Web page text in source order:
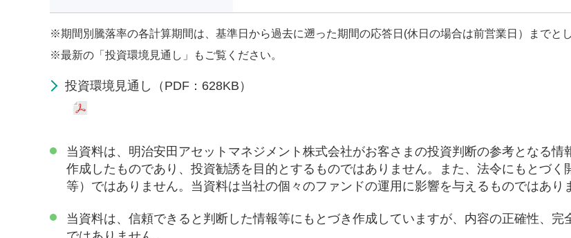
※期間別騰落率の各計算期間は、基準日から過去に遡った期間の応答日(休日の場合は前営業日）までとし
※最新の「投資環境見通し」もご覧ください。
投資環境見通し（PDF：628KB）
当資料は、明治安田アセットマネジメント株式会社がお客さまの投資判断の参考となる情
作成したものであり、投資勧誘を目的とするものではありません。また、法令にもとづく
等）ではありません。当資料は当社の個々のファンドの運用に影響を与えるものではあり
当資料は、信頼できると判断した情報等にもとづき作成していますが、内容の正確性、完